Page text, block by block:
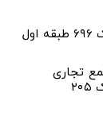
شعبه مرکز: ستارخان پلاک ۶۹۶ طبقه اول
تجاری